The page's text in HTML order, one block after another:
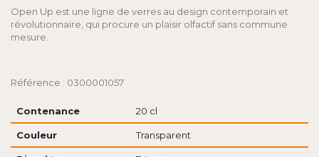
Open Up est une ligne de verres au design contemporain et
révolutionnaire, qui procure un plaisir olfactif sans commune
mesure.
Référence : 0300001057
Contenance 20 cl
Couleur Transparent